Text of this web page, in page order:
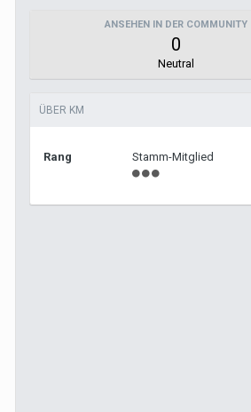
ANSEHEN IN DER COMMUNITY
0
Neutral
ÜBER KM
Rang Stamm-Mitglied